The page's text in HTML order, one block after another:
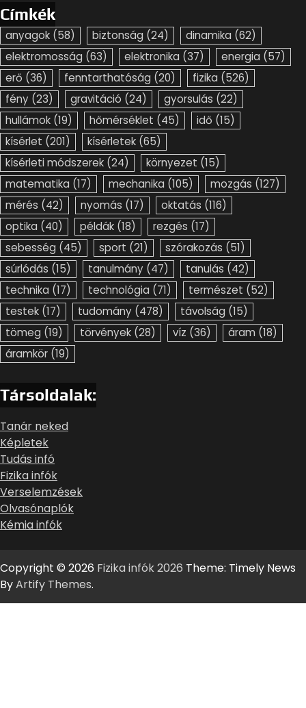
Címkék
anyagok (58) biztonság (24) dinamika (62)
elektromosság (63) elektronika (37) energia (57)
erő (36) fenntarthatóság (20) fizika (526)
fény (23) gravitáció (24) gyorsulás (22)
hullámok (19) hőmérséklet (45) idő (15)
kísérlet (201) kísérletek (65)
kísérleti módszerek (24) környezet (15)
matematika (17) mechanika (105) mozgás (127)
mérés (42) nyomás (17) oktatás (116)
optika (40) példák (18) rezgés (17)
sebesség (45) sport (21) szórakozás (51)
súrlódás (15) tanulmány (47) tanulás (42)
technika (17) technológia (71) természet (52)
testek (17) tudomány (478) távolság (15)
tömeg (19) törvények (28) víz (36) áram (18)
áramkör (19)
Társoldalak:
Tanár neked
Képletek
Tudás infó
Fizika infók
Verselemzések
Olvasónaplók
Kémia infók
Copyright © 2026 Fizika infók 2026 Theme: Timely News
ByArtify Themes.